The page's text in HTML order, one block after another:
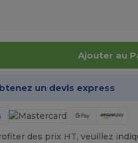
Ajouter au
un devis express
des prix HT, veuillez